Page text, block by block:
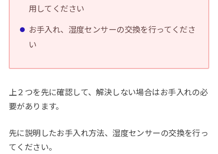
用してください
お手入れ、湿度センサーの交換を行ってくださ
い
上２つを先に確認して、解決しない場合はお手入れの必
要があります。
先に説明したお手入れ方法、湿度センサーの交換を行っ
てください。